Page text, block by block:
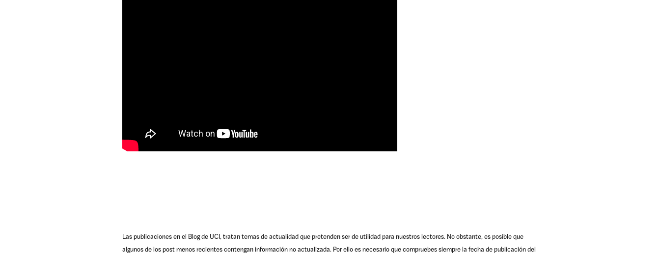
Las publicaciones en el Blog de UCI, tratan temas de actualidad que pretenden ser de utilidad para nuestros lectores. No obstante, es posible que
algunos de los post menos recientes contengan información no actualizada. Por ello es necesario que compruebes siempre la fecha de publicación del